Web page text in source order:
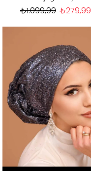
₺279,99
₺1.099,99